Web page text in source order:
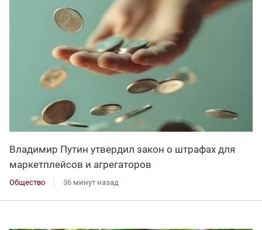
Владимир Путин утвердил закон о штрафах для
маркетплейсов и агрегаторов
Общество 36 минут назад